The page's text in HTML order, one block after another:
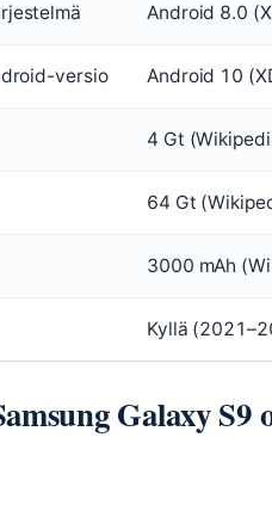
Android 8.0
versio Android 10
4 Gt
64 Gt
3000 mAh
Kyllä
Galaxy S9